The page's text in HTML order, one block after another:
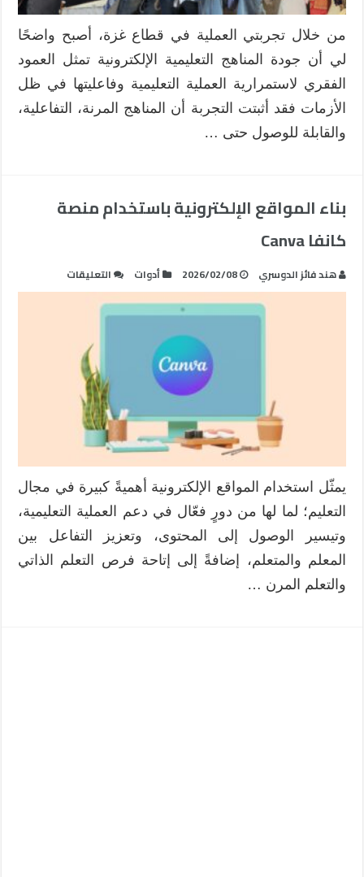
أنموذجاً
مغلقة
من خلال تجربتي العملية في قطاع غزة، أصبح واضحًا
لي أن جودة المناهج التعليمية الإلكترونية تمثل العمود
الفقري لاستمرارية العملية التعليمية وفاعليتها في ظل
الأزمات فقد أثبتت التجربة أن المناهج المرنة، التفاعلية،
والقابلة للوصول حتى …
بناء المواقع الإلكترونية باستخدام منصة
كانفا Canva
هند فائز الدوسري 2026/02/08 أدوات التعليقات
بناء
يمثّل استخدام المواقع الإلكترونية أهميةً كبيرة في مجال
التعليم؛ لما لها من دورٍ فعّال في دعم العملية التعليمية،
وتيسير الوصول إلى المحتوى، وتعزيز التفاعل بين
المعلم والمتعلم، إضافةً إلى إتاحة فرص التعلم الذاتي
والتعلم المرن …